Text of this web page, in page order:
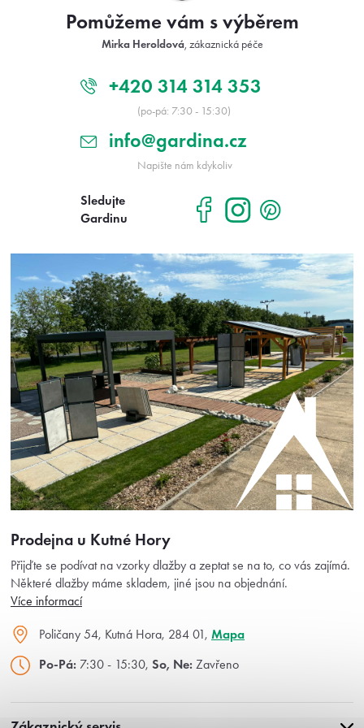
Pomůžeme vám s výběrem
Mirka Heroldová, zákaznická péče
+420 314 314 353
(po-pá: 7:30 - 15:30)
info@gardina.cz
Napište nám kdykoliv
Sledujte
Gardinu
Prodejna u Kutné Hory
Přijďte se podívat na vzorky dlažby a zeptat se na to, co vás zajímá.
Některé dlažby máme skladem, jiné jsou na objednání.
Více informací
Poličany 54, Kutná Hora, 284 01, Mapa
Po-Pá: 7:30 - 15:30, So, Ne: Zavřeno